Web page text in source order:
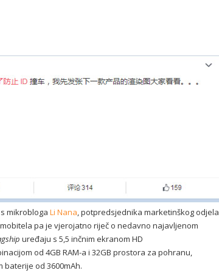
mikrobloga Li Nana, potpredsjednika marketinškog odjela
pa je vjerojatno riječ o nedavno najavljenom
uređaju s 5,5 inčnim ekranom HD
od 4GB RAM-a i 32GB prostora za pohranu,
od 3600mAh.